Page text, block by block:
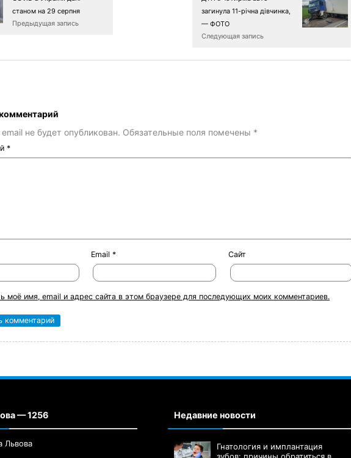
станом на 29 серпня
Предыдущая запись
загинула 11-річна дівчинка,
— ФОТО
Следующая запись
не будет опубликован. Обязательные поля помечены *
*
Email* Сайт
моё имя, email и адрес сайта в этом браузере для последующих моих комментариев.
— 1256
Львова
Недавние новости
Гнатология и имплантация